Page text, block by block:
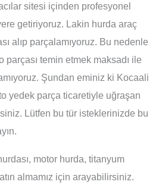
sitesi içinden profesyonel
getiriyoruz. Lakin hurda araç
alıp parçalamıyoruz. Bu nedenle
temin etmek maksadı ile
Şundan eminiz ki Kocaali
yedek parça ticaretiyle uğraşan
Lütfen bu tür isteklerinizde bu
motor hurda, titanyum
almamız için arayabilirsiniz.